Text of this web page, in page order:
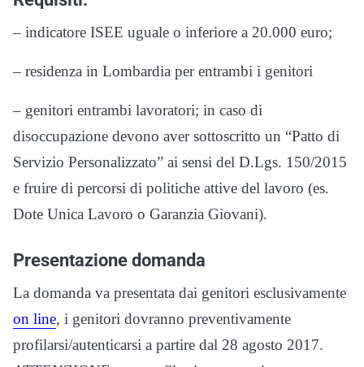
– indicatore ISEE uguale o inferiore a 20.000 euro;
– residenza in Lombardia per entrambi i genitori
– genitori entrambi lavoratori; in caso di
disoccupazione devono aver sottoscritto un “Patto di
Servizio Personalizzato” ai sensi del D.Lgs. 150/2015
e fruire di percorsi di politiche attive del lavoro (es.
Dote Unica Lavoro o Garanzia Giovani).
Presentazione domanda
La domanda va presentata dai genitori esclusivamente
on line, i genitori dovranno preventivamente
profilarsi/autenticarsi a partire dal 28 agosto 2017.